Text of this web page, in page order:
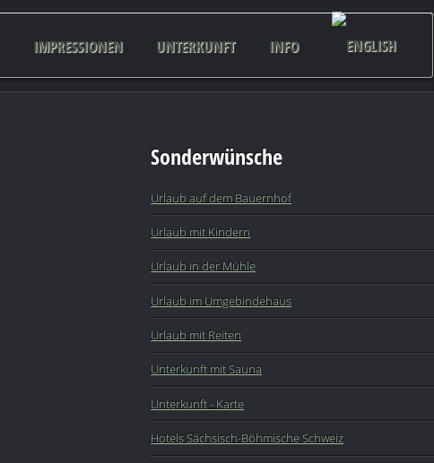
IMPRESSIONEN UNTERKUNFT INFO
Sonderwünsche
Urlaub auf dem Bauernhof
Urlaub mit Kindern
Urlaub in der Mühle
Urlaub im Umgebindehaus
Urlaub mit Reiten
Unterkunft mit Sauna
Unterkunft - Karte
Hotels Sächsisch-Böhmische Schweiz